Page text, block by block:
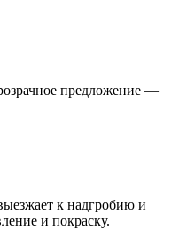
предложение —
к надгробию и
и покраску.